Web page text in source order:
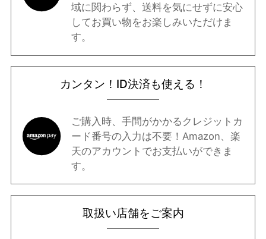
域に関わらず、送料を気にせずに安心
してお買い物をお楽しみいただけま
す。
カンタン！ID決済も使える！
ご購入時、手間がかかるクレジットカ
ード番号の入力は不要！Amazon、楽
天のアカウントでお支払いができま
す。
取扱い店舗をご案内